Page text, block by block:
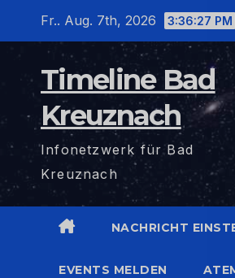
Fr.. Aug. 7th, 2026 3:36:27 PM
Timeline Bad
Kreuznach
Infonetzwerk für Bad
Kreuznach
NACHRICHT
EVENTS MELDEN